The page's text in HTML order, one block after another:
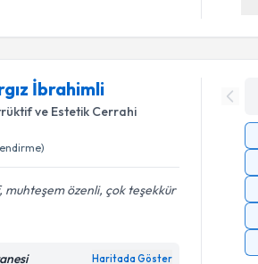
İbrahimli
ve Estetik Cerrahi
özenli, çok teşekkür
Haritada Göster